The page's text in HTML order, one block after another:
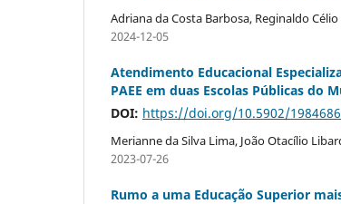
Adriana da Costa Barbosa, Reginaldo
2024-12-05
Atendimento Educacional
PAEE em duas Escolas Públicas do
DOI: https://doi.org/10.5902/
Merianne da Silva Lima, João Otacílio
2023-07-26
Rumo a uma Educação Superior